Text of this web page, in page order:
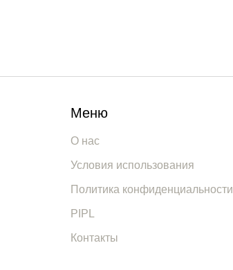
Меню
О нас
Условия использования
Политика конфиденциальности
PIPL
Контакты